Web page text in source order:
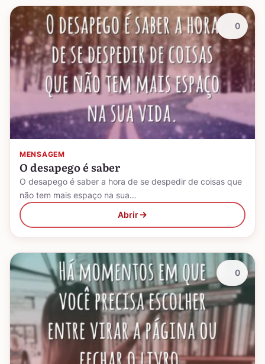
MENSAGEM
O desapego é saber
O desapego é saber a hora de se despedir de coisas que
não tem mais espaço na sua…
Abrir
0
0